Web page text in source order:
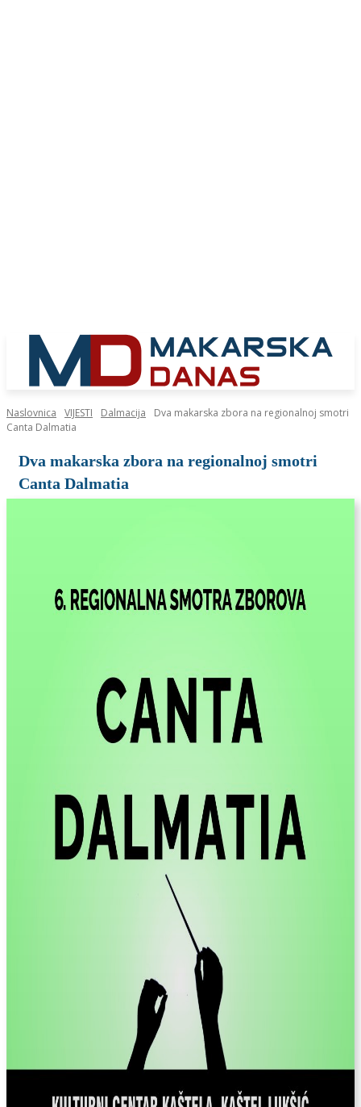
Naslovnica VIJESTI Dalmacija
Dva makarska zbora na regionalnoj smotri
Canta Dalmatia
Dva makarska zbora na regionalnoj smotri
Canta Dalmatia